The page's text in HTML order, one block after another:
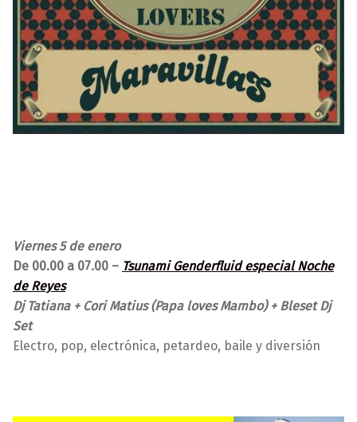
Viernes 5 de enero
De 00.00 a 07.00 – Tsunami Genderfluid especial Noche
de Reyes
Dj Tatiana + Cori Matius (Papa loves Mambo) + Bleset Dj
Set
Electro, pop, electrónica, petardeo, baile y diversión